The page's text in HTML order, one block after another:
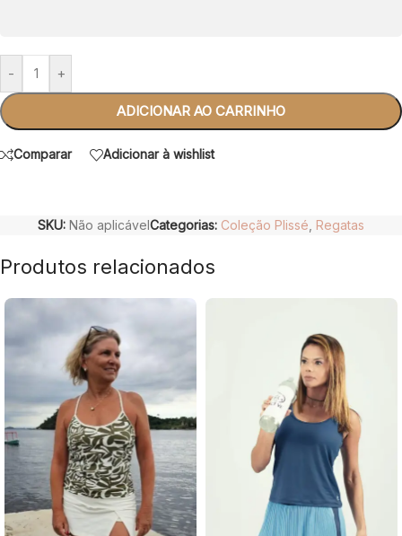
- +
ADICIONAR AO CARRINHO
Comparar Adicionar à wishlist
SKU: Não aplicávelCategorias: Coleção Plissé Regatas
Produtos relacionados